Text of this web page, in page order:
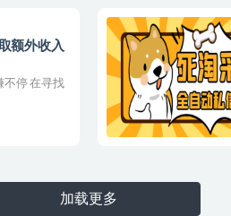
额外收入
不停 在寻找
加载更多